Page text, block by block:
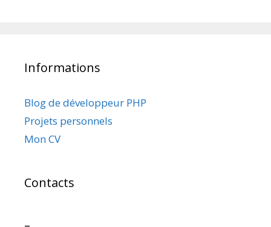
Informations
Blog de développeur PHP
Projets personnels
Mon CV
Contacts